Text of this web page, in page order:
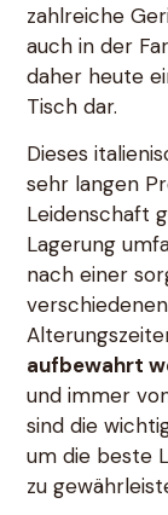
zahlreiche
auch in der
daher heute
Tisch dar.
Dieses
sehr langen
Leidenschaft
Lagerung
nach einer
aufbewahrt
und immer
sind die
um die beste
zu